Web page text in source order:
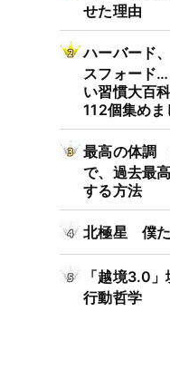
せた理由
ハーバード
スフォード
い習慣大百
112個集めま
最高の体調
で、過去最
する方法
北極星 僕た
「越境3.0
行動哲学